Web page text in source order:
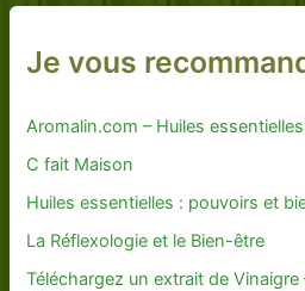
Je vous
Aromalin.com – Huiles
C fait Maison
Huiles essentielles : pouvoirs et
La Réflexologie et le Bien-être
Téléchargez un extrait de